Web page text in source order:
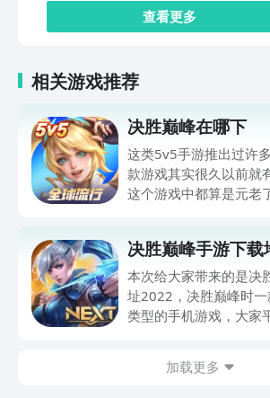
查看更多
相关游戏推荐
决胜巅峰在哪下
这类5v5手游推出过许
款游戏其实很久以前就
这个游戏中都算是元老
找这个游戏的安装包，
决胜巅峰手游预约地址
决胜巅峰手游下载
本次给大家带来的是决
址2022，决胜巅峰时
类型的手机游戏，大家
玩家不一样的MOBA体
加载更多